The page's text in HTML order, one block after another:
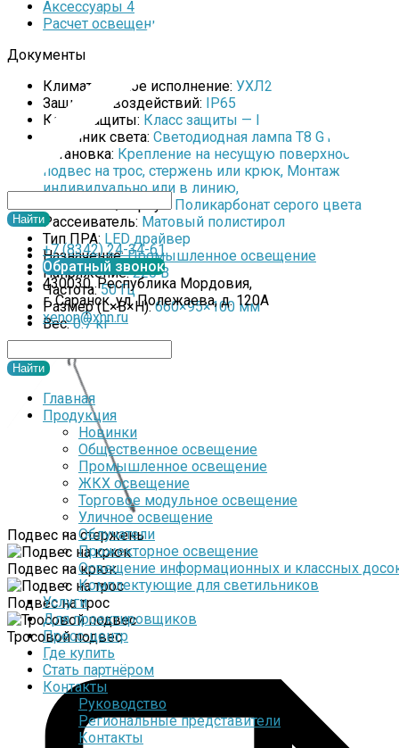
+7 (8342) 24-34-61
Обратный звонок
430030, Республика Мордовия,
г. Саранск. ул. Полежаева, д. 120А
xenon@xnn.ru
Главная
Продукция
Новинки
Общественное освещение
Промышленное освещение
ЖКХ освещение
Торговое модульное освещение
Уличное освещение
Облучатели
Прожекторное освещение
Освещение информационных и классных
Комплектующие для светильников
Услуги
Для проектировщиков
Пресс-центр
Где купить
Стать партнёром
Контакты
Руководство
Региональные представители
Контакты
Аксессуары 4
Расчет освещенности
Документы
Климатическое исполнение: УХЛ2
Защита от воздействий: IP65
Класс защиты: Класс защиты — I
Источник света: Светодиодная лампа Т8 G13
Установка: Крепление на несущую поверхность,
подвес на трос, стержень или крюк, Монтаж
индивидуально или в линию,
Основание/корпус: Поликарбонат серого цвета
Рассеиватель: Матовый полистирол
Тип ПРА: LED драйвер
Назначение:Промышленное освещение
Напряжение:220 В
Частота:50 Гц
Размер (L×B×H):660×95×100 мм
Вес:0.7 кг
Подвес на стержень
Подвес на крюк
Подвес на трос
Тросовой подвес
Паспорт
rtf / 8.2 мБ